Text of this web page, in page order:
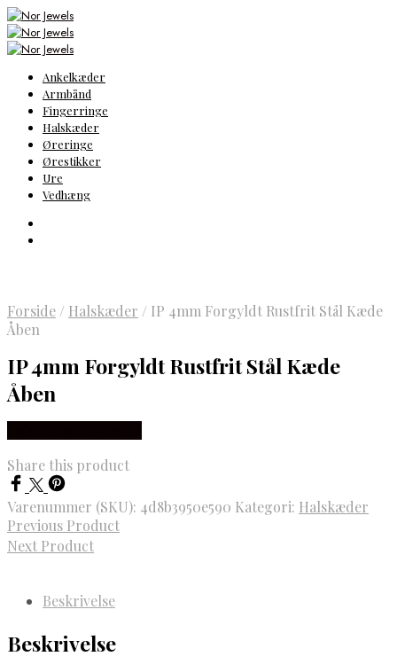
Ankelkæder
Armbånd
Fingerringe
Halskæder
Øreringe
Ørestikker
Ure
Vedhæng
Forside / Halskæder / IP 4mm Forgyldt Rustfrit Stål Kæde
Åben
IP 4mm Forgyldt Rustfrit Stål Kæde
Åben
Share this product
Varenummer (SKU): 4d8b3950e590 Kategori: Halskæder
Previous Product
Next Product
Beskrivelse
Beskrivelse